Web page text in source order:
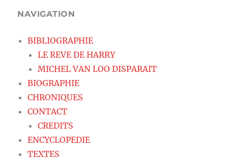
NAVIGATION
BIBLIOGRAPHIE
LE REVE DE HARRY
MICHEL VAN LOO DISPARAIT
BIOGRAPHIE
CHRONIQUES
CONTACT
CREDITS
ENCYCLOPEDIE
TEXTES